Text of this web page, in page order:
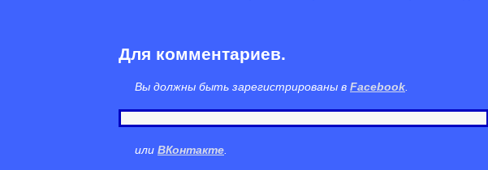
Для комментариев.
Вы должны быть зарегистрированы в Facebook
или ВКонтакте